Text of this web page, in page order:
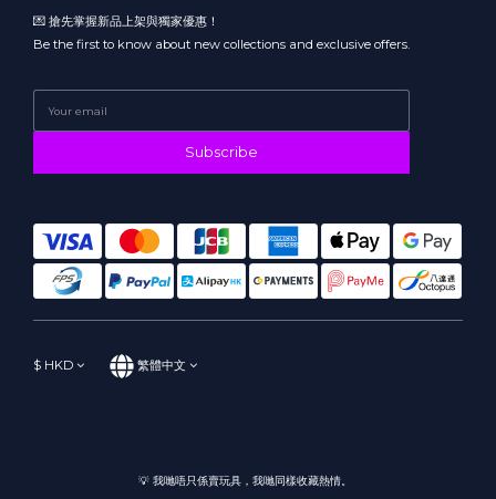
💌 搶先掌握新品上架與獨家優惠！
Be the first to know about new collections and exclusive offers.
Subscribe
$ HKD 繁體中文
💡 我哋唔只係賣玩具，我哋同樣收藏熱情。